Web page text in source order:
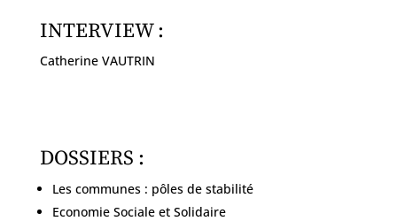
INTERVIEW :
Catherine VAUTRIN
DOSSIERS :
Les communes : pôles de stabilité
Economie Sociale et Solidaire